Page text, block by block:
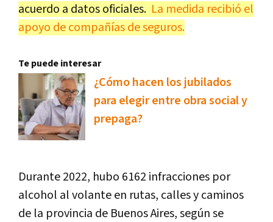
acuerdo a datos oficiales. La medida recibió el
apoyo de compañías de seguros.
Te puede interesar
¿Cómo hacen los jubilados
para elegir entre obra social y
prepaga?
Durante 2022, hubo 6162 infracciones por
alcohol al volante en rutas, calles y caminos
de la provincia de Buenos Aires, según se